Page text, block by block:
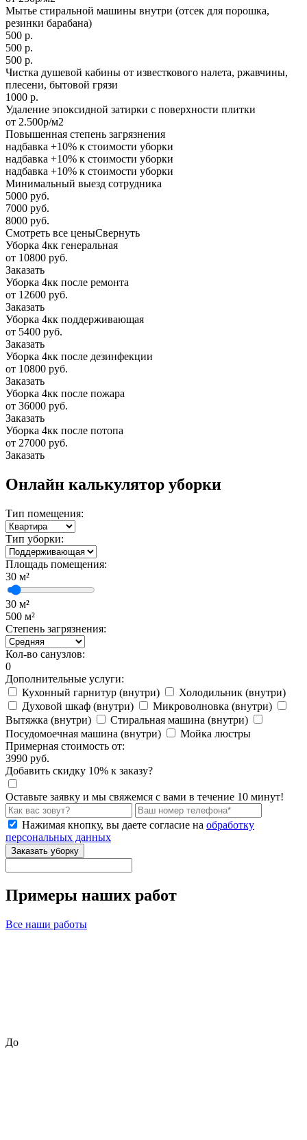
Мытье стиральной машины внутри (отсек для порошка,
резинки барабана)
500 р.
500 р.
500 р.
Чистка душевой кабины от известкового налета, ржавчины,
плесени, бытовой грязи
1000 р.
Удаление эпоксидной затирки с поверхности плитки
от 2.500р/м2
Повышенная степень загрязнения
надбавка +10% к стоимости уборки
надбавка +10% к стоимости уборки
надбавка +10% к стоимости уборки
Минимальный выезд сотрудника
5000 руб.
7000 руб.
8000 руб.
Смотреть все ценыСвернуть
Уборка 4кк генеральная
от 10800 руб.
Заказать
Уборка 4кк после ремонта
от 12600 руб.
Заказать
Уборка 4кк поддерживающая
от 5400 руб.
Заказать
Уборка 4кк после дезинфекции
от 10800 руб.
Заказать
Уборка 4кк после пожара
от 36000 руб.
Заказать
Уборка 4кк после потопа
от 27000 руб.
Заказать
Онлайн калькулятор уборки
Тип помещения:
Тип уборки:
Площадь помещения:
30 м²
30 м²
500 м²
Степень загрязнения:
Кол-во санузлов:
0
Дополнительные услуги:
Кухонный гарнитур (внутри)
Холодильник (внутри)
Духовой шкаф (внутри)
Микроволновка (внутри)
Вытяжка (внутри)
Стиральная машина (внутри)
Посудомоечная машина (внутри)
Мойка люстры
Примерная стоимость от:
3990 руб.
Добавить скидку 10% к заказу?
Оставьте заявку и мы свяжемся с вами в течение 10 минут!
Нажимая кнопку, вы даете согласие на обработку
персональных данных
Заказать уборку
Примеры наших работ
Все наши работы
До